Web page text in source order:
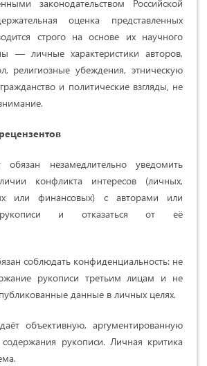
законодательством Российской
оценка представленных
строго на основе их научного
— личные характеристики авторов,
религиозные убеждения, этническую
и политические взгляды, не
незамедлительно уведомить
конфликта интересов (личных,
или финансовых) с авторами или
и отказаться от её
соблюдать конфиденциальность: не
рукописи третьим лицам и не
данные в личных целях.
объективную, аргументированную
рукописи. Личная критика